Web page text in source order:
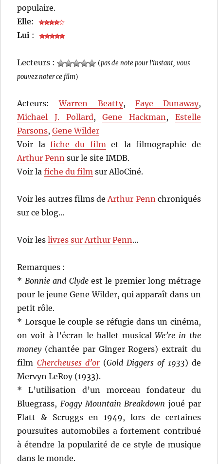
populaire.
Elle:
Lui :
Lecteurs : (pas de note pour l'instant, vous
pouvez noter ce film)
Acteurs:Warren Beatty, Faye Dunaway,
Michael J. Pollard,Gene Hackman, Estelle
Parsons,Gene Wilder
Voir lafiche du filmet la filmographie de
Arthur Penn sur le site IMDB.
Voir lafiche du film sur AlloCiné.
Voir les autres films deArthur Pennchroniqués
sur ce blog…
Voir leslivres sur Arthur Penn…
Remarques :
* Bonnie and Clydeest le premier long métrage
pour le jeune Gene Wilder, qui apparaît dans un
petit rôle.
* Lorsque le couple se réfugie dans un cinéma,
on voit à l’écran le ballet musicalWe’re in the
money(chantée par Ginger Rogers) extrait du
film Chercheuses d’or(Gold Diggers of 1933) de
Mervyn LeRoy (1933).
* L’utilisation d’un morceau fondateur du
Bluegrass, Foggy Mountain Breakdown joué par
Flatt & Scruggs en 1949, lors de certaines
poursuites automobiles a fortement contribué
à étendre la popularité de ce style de musique
dans le monde.